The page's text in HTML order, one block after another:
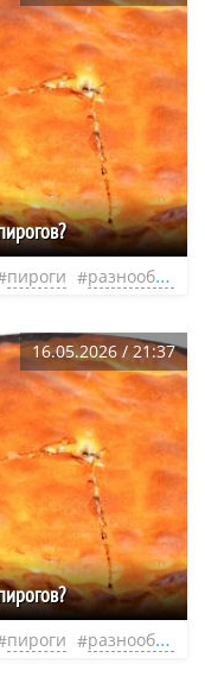
пироги разнообразие
16.05.2026 / 21:37
пироги разнообразие